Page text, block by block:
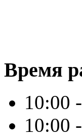
Время
10:00
10:00